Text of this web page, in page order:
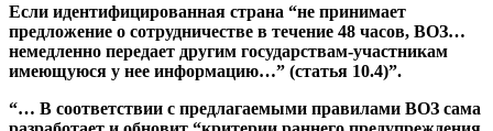
Если идентифицированная страна “не принимает
предложение о сотрудничестве в течение 48 часов, ВОЗ…
немедленно передает другим государствам-участникам
имеющуюся у нее информацию…” (статья 10.4)”.
“… В соответствии с предлагаемыми правилами ВОЗ сама